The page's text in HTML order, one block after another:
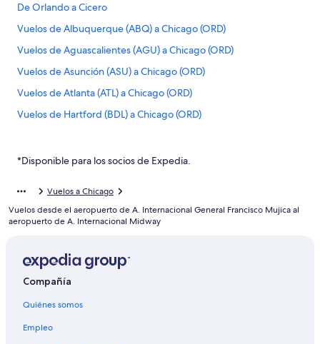
De Orlando a Cicero
Vuelos de Albuquerque (ABQ) a Chicago (ORD)
Vuelos de Aguascalientes (AGU) a Chicago (ORD)
Vuelos de Asunción (ASU) a Chicago (ORD)
Vuelos de Atlanta (ATL) a Chicago (ORD)
Vuelos de Hartford (BDL) a Chicago (ORD)
Vuelos de Nashville (BNA) a Chicago (ORD)
(BOG) a Chicago (ORD)
Vuelos de Boise (BOI) a Chicago (ORD)
Vuelos de Aguadilla (BQN) a Chicago (ORD)
Vuelos de Brownsville (BRO) a Chicago (ORD)
*Disponible para los socios de Expedia.
Vuelos a Chicago
Vuelos desde el aeropuerto de A. Internacional General Francisco Mujica al
aeropuerto de A. Internacional Midway
Compañía
Quiénes somos
Empleo